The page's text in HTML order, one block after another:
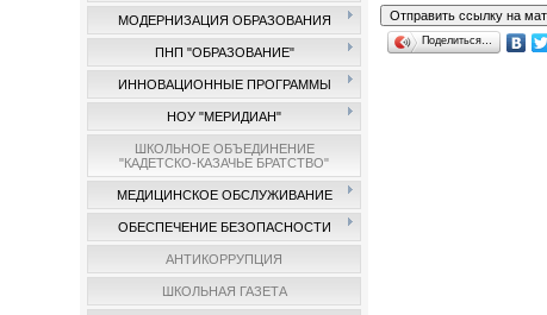
МОДЕРНИЗАЦИЯ ОБРАЗОВАНИЯ
ПНП "ОБРАЗОВАНИЕ"
ИННОВАЦИОННЫЕ ПРОГРАММЫ
НОУ "МЕРИДИАН"
ШКОЛЬНОЕ ОБЪЕДИНЕНИЕ
"КАДЕТСКО-КАЗАЧЬЕ БРАТСТВО"
МЕДИЦИНСКОЕ ОБСЛУЖИВАНИЕ
ОБЕСПЕЧЕНИЕ БЕЗОПАСНОСТИ
АНТИКОРРУПЦИЯ
ШКОЛЬНАЯ ГАЗЕТА
Поделиться…